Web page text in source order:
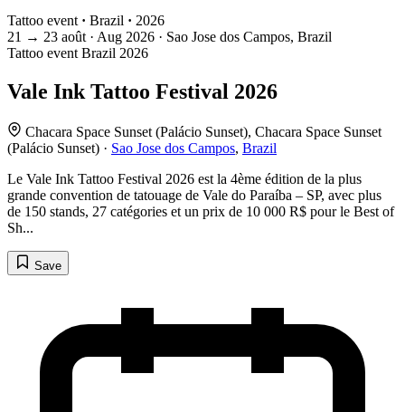
Tattoo event · Brazil · 2026
21 → 23 août · Aug 2026 · Sao Jose dos Campos, Brazil
Tattoo event Brazil 2026
Vale Ink Tattoo Festival 2026
Chacara Space Sunset (Palácio Sunset), Chacara Space Sunset
(Palácio Sunset) · Sao Jose dos Campos, Brazil
Le Vale Ink Tattoo Festival 2026 est la 4ème édition de la plus
grande convention de tatouage de Vale do Paraíba – SP, avec plus
de 150 stands, 27 catégories et un prix de 10 000 R$ pour le Best of
Sh...
Save